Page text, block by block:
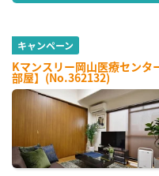
キャンペーン
Kマンスリー岡山医療センタ
部屋】(No.362132)